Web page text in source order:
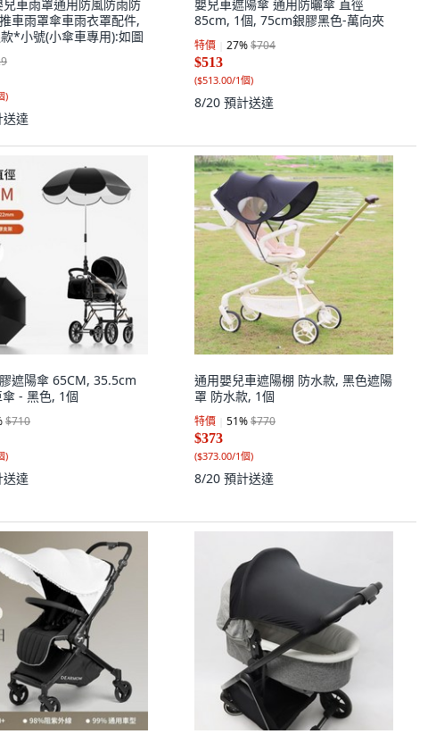
兒車雨罩通用防風防雨防
車雨罩傘車雨衣罩配件,
*小號(小傘車專用):如圖
)
送達
嬰兒車遮陽傘 通用防曬傘 直徑
85cm, 1個, 75cm銀膠黑色-萬向夾
特價 27%$704
$513
($513.00/1個)
8/20 預計送達
遮陽傘 65CM, 35.5cm
- 黑色, 1個
$710
)
送達
通用嬰兒車遮陽棚 防水款, 黑色遮陽
罩 防水款, 1個
特價 51%$770
$373
($373.00/1個)
8/20 預計送達